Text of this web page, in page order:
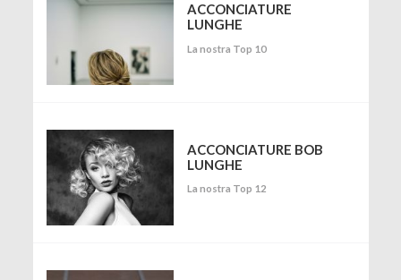
ACCONCIATURE
LUNGHE
La nostra Top 10
ACCONCIATURE BOB
LUNGHE
La nostra Top 12